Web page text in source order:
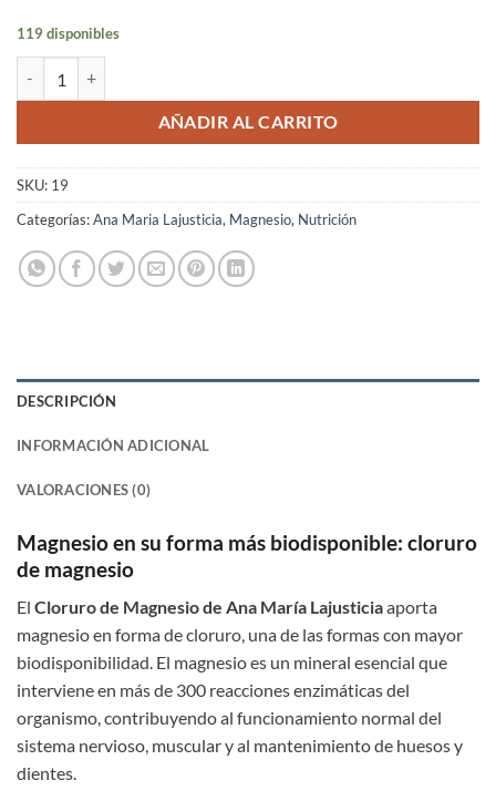
119 disponibles
AÑADIR AL CARRITO
SKU: 19
Categorías:Ana Maria Lajusticia, Magnesio, Nutrición
DESCRIPCIÓN
INFORMACIÓN ADICIONAL
VALORACIONES (0)
Magnesio en su forma más biodisponible: cloruro
de magnesio
El Cloruro de Magnesio de Ana María Lajusticiaaporta
magnesio en forma de cloruro, una de las formas con mayor
biodisponibilidad. El magnesio es un mineral esencial que
interviene en más de 300 reacciones enzimáticas del
organismo, contribuyendo al funcionamiento normal del
sistema nervioso, muscular y al mantenimiento de huesos y
dientes.